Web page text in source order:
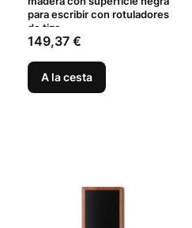
para escribir con rotuladores
de tiza
Precio
149,37 €
A la cesta